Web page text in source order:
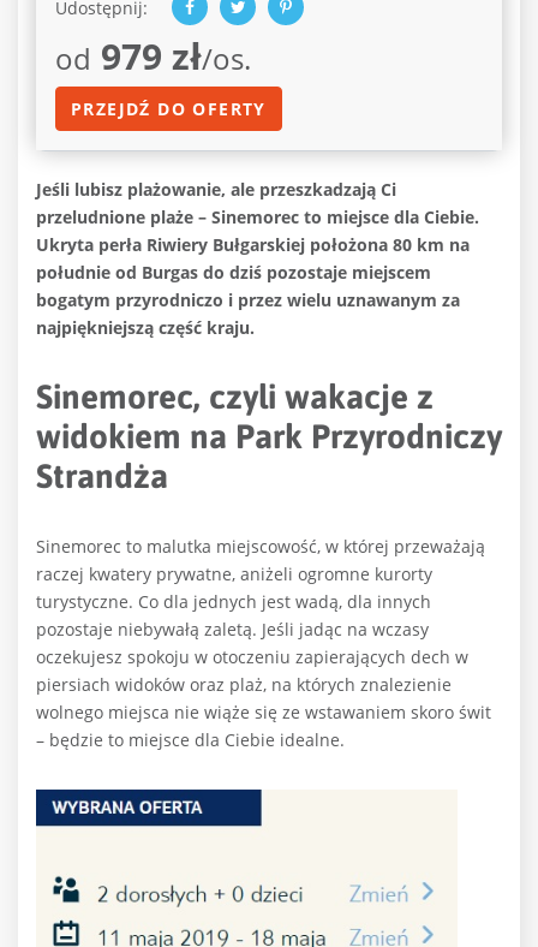
Udostępnij:
od 979 zł/os.
PRZEJDŹ DO OFERTY
Jeśli lubisz plażowanie, ale przeszkadzają Ci
przeludnione plaże – Sinemorec to miejsce dla Ciebie.
Ukryta perła Riwiery Bułgarskiej położona 80 km na
południe od Burgas do dziś pozostaje miejscem
bogatym przyrodniczo i przez wielu uznawanym za
najpiękniejszą część kraju.
Sinemorec, czyli wakacje z
widokiem na Park Przyrodniczy
Strandża
Sinemorec to malutka miejscowość, w której przeważają
raczej kwatery prywatne, aniżeli ogromne kurorty
turystyczne. Co dla jednych jest wadą, dla innych
pozostaje niebywałą zaletą. Jeśli jadąc na wczasy
oczekujesz spokoju w otoczeniu zapierających dech w
piersiach widoków oraz plaż, na których znalezienie
wolnego miejsca nie wiąże się ze wstawaniem skoro świt
– będzie to miejsce dla Ciebie idealne.